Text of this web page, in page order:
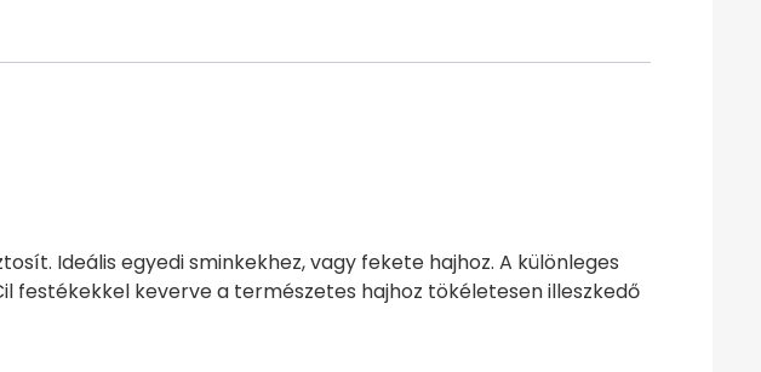
Ideális egyedi sminkekhez, vagy fekete hajhoz. A különleges
festékekkel keverve a természetes hajhoz tökéletesen illeszkedő